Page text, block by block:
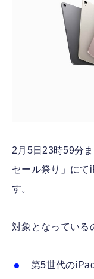
2月5日23時59分
セール祭り」にて
す。
対象となっている
第5世代の